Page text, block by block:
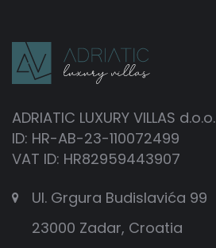
ADRIATIC LUXURY VILLAS d.o.o.
ID: HR-AB-23-110072499
VAT ID: HR82959443907
Ul. Grgura Budislavića 99
23000 Zadar, Croatia